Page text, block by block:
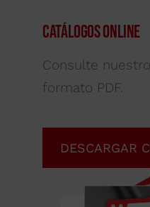
Catálogos Online
Consulte
formato PDF.
DESCARGAR